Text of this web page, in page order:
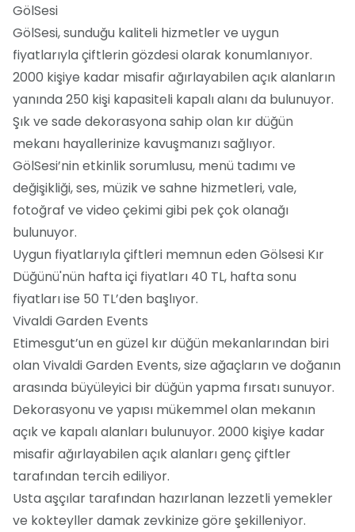
GölSesi
GölSesi, sunduğu kaliteli hizmetler ve uygun
fiyatlarıyla çiftlerin gözdesi olarak konumlanıyor.
2000 kişiye kadar misafir ağırlayabilen açık alanların
yanında 250 kişi kapasiteli kapalı alanı da bulunuyor.
Şık ve sade dekorasyona sahip olan kır düğün
mekanı hayallerinize kavuşmanızı sağlıyor.
GölSesi’nin etkinlik sorumlusu, menü tadımı ve
değişikliği, ses, müzik ve sahne hizmetleri, vale,
fotoğraf ve video çekimi gibi pek çok olanağı
bulunuyor.
Uygun fiyatlarıyla çiftleri memnun eden Gölsesi Kır
Düğünü'nün hafta içi fiyatları 40 TL, hafta sonu
fiyatları ise 50 TL’den başlıyor.
Vivaldi Garden Events
Etimesgut’un en güzel kır düğün mekanlarından biri
olan Vivaldi Garden Events, size ağaçların ve doğanın
arasında büyüleyici bir düğün yapma fırsatı sunuyor.
Dekorasyonu ve yapısı mükemmel olan mekanın
açık ve kapalı alanları bulunuyor. 2000 kişiye kadar
misafir ağırlayabilen açık alanları genç çiftler
tarafından tercih ediliyor.
Usta aşçılar tarafından hazırlanan lezzetli yemekler
ve kokteyller damak zevkinize göre şekilleniyor.